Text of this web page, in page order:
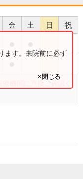
金 土 日 祝
機関に直接ご確認く
ます。来院前に必ず
×閉じる